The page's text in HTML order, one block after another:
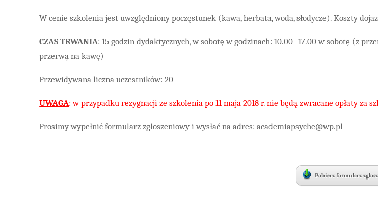
W cenie szkolenia jest uwzględniony poczęstunek (kawa, herbata, woda, słodycze). Koszty
CZAS TRWANIA: 15 godzin dydaktycznych, w sobotę w godzinach: 10.00 -17.00 w sobotę (z
przerwą na kawę)
Przewidywana liczna uczestników: 20
UWAGA: w przypadku rezygnacji ze szkolenia po 11 maja 2018 r. nie będą zwracane opłaty za
Prosimy wypełnić formularz zgłoszeniowy i wysłać na adres: academiapsyche@wp.pl
Pobierz formularz